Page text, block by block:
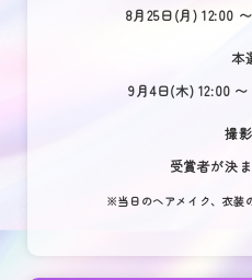
8月25日(月) 12:00
本
9月4日(木) 12:00
撮
受賞者が決
※当日のヘアメイク、衣装